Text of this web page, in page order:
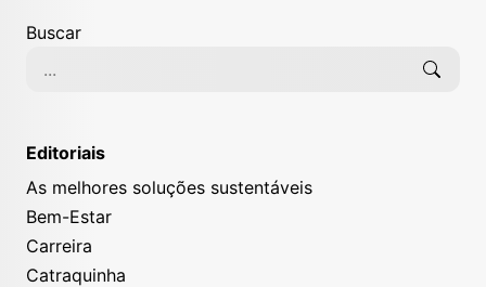
Buscar
Editoriais
As melhores soluções sustentáveis
Bem-Estar
Carreira
Catraquinha